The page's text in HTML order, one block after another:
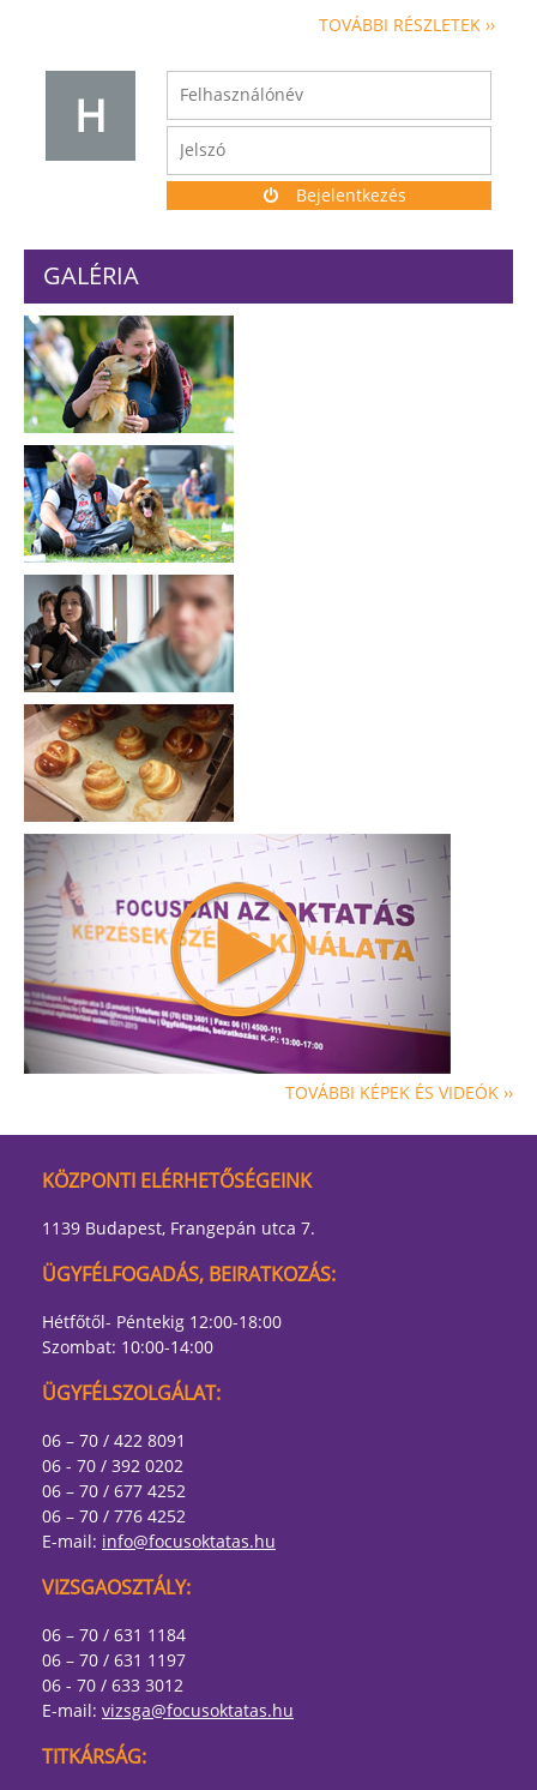
TOVÁBBI RÉSZLETEK ››
H
Bejelentkezés
GALÉRIA
TOVÁBBI KÉPEK ÉS VIDEÓK ››
KÖZPONTI ELÉRHETŐSÉGEINK
1139 Budapest, Frangepán utca 7.
ÜGYFÉLFOGADÁS, BEIRATKOZÁS:
Hétfőtől- Péntekig 12:00-18:00
Szombat: 10:00-14:00
ÜGYFÉLSZOLGÁLAT:
06 – 70 / 422 8091
06 - 70 / 392 0202
06 – 70 / 677 4252
06 – 70 / 776 4252
E-mail: info@focusoktatas.hu
VIZSGAOSZTÁLY:
06 – 70 / 631 1184
06 – 70 / 631 1197
06 - 70 / 633 3012
E-mail: vizsga@focusoktatas.hu
TITKÁRSÁG: